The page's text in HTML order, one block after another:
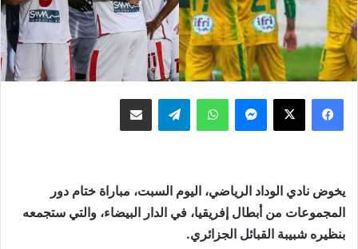
واتساب تيلقرام
يخوض نادي الوداد الرياضي، اليوم السبت، مباراة ختام دور
المجموعات من أبطال إفريقيا، في الدار البيضاء، والتي ستجمعه
بنظيره شبيبة القبائل الجزائري.